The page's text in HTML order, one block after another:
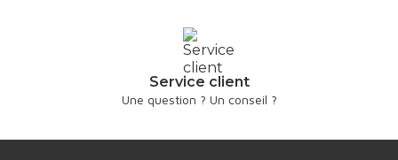
Service client
Une question ? Un conseil ?